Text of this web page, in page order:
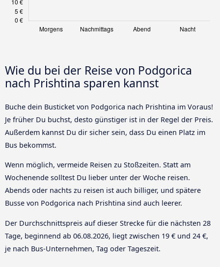
Wie du bei der Reise von Podgorica
nach Prishtina sparen kannst
Buche dein Busticket von Podgorica nach Prishtina im Voraus!
Je früher Du buchst, desto günstiger ist in der Regel der Preis.
Außerdem kannst Du dir sicher sein, dass Du einen Platz im
Bus bekommst.
Wenn möglich, vermeide Reisen zu Stoßzeiten. Statt am
Wochenende solltest Du lieber unter der Woche reisen.
Abends oder nachts zu reisen ist auch billiger, und spätere
Busse von Podgorica nach Prishtina sind auch leerer.
Der Durchschnittspreis auf dieser Strecke für die nächsten 28
Tage, beginnend ab 06.08.2026, liegt zwischen 19 € und 24 €,
je nach Bus-Unternehmen, Tag oder Tageszeit.